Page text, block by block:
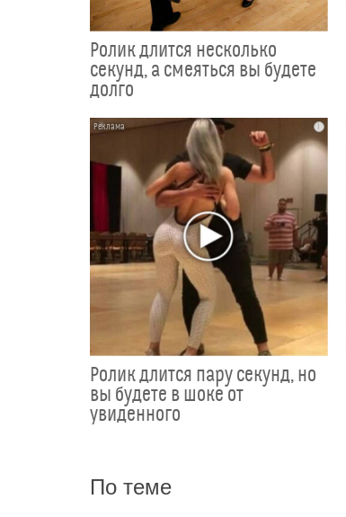
Ролик длится несколько
секунд, а смеяться вы будете
долго
i
Ролик длится пару секунд, но
вы будете в шоке от
увиденного
По теме